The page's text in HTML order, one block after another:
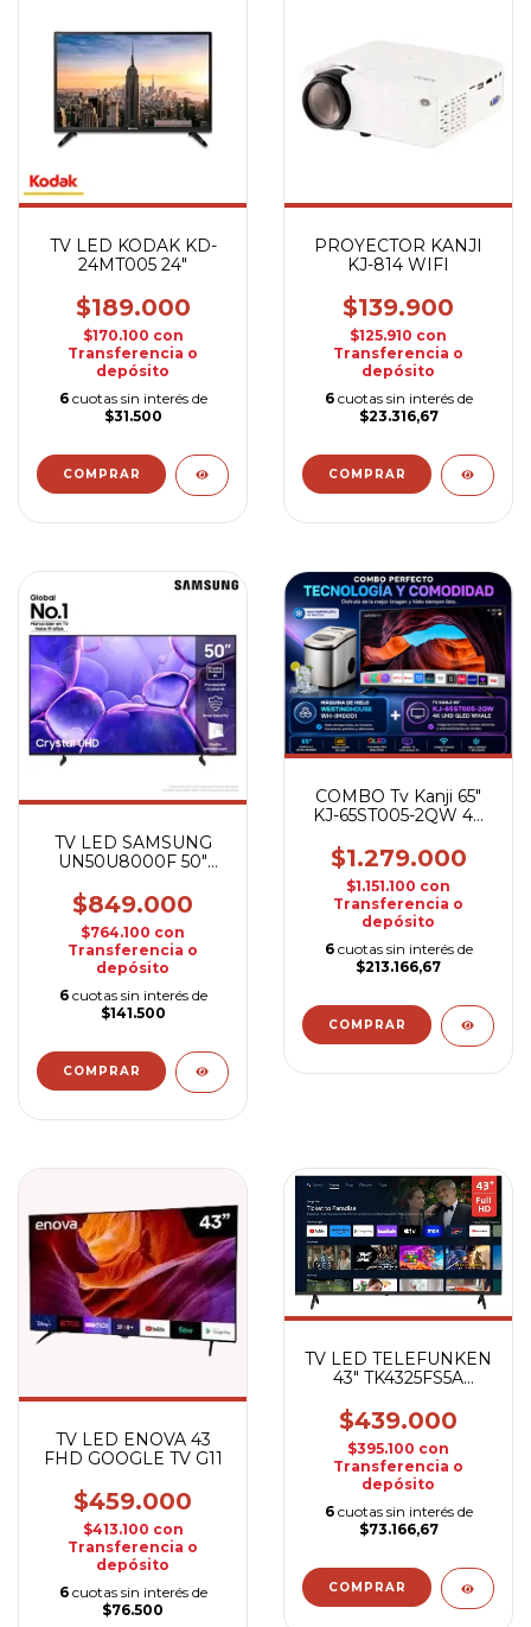
TV LED KODAK KD-
24MT005 24"
$189.000
$170.100 con
Transferencia o
depósito
6 cuotas sin interés de
$31.500
PROYECTOR KANJI
KJ-814 WIFI
$139.900
$125.910 con
Transferencia o
depósito
6 cuotas sin interés de
$23.316,67
TV LED SAMSUNG
UN50U8000F 50"
$849.000
$764.100 con
Transferencia o
depósito
6 cuotas sin interés de
$141.500
COMBO Tv Kanji 65"
KJ-65ST005-2QW 4K
Maquina de hielo
Westinghouse
$1.279.000
$1.151.100 con
Transferencia o
depósito
6 cuotas sin interés de
$213.166,67
TV LED ENOVA 43
FHD GOOGLE TV G11
$459.000
$413.100 con
Transferencia o
depósito
6 cuotas sin interés de
$76.500
TV LED TELEFUNKEN
43" TK4325FS5A
$439.000
$395.100 con
Transferencia o
depósito
6 cuotas sin interés de
$73.166,67